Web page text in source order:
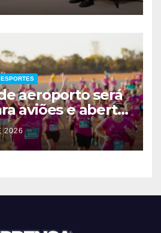
ESPORTES
aeroporto será
aviões e aberta
neste sábado
2026